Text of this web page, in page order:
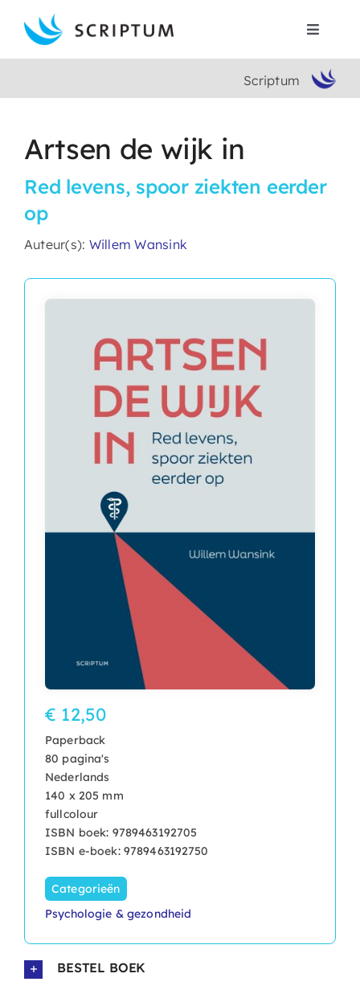
content
Toggle
Boeken
Auteurs
Contact
Search
Scriptum
Artsen de wijk in
Red levens, spoor ziekten eerder
op
Auteur(s): Willem Wansink
€ 12,50
Paperback
80 pagina's
Nederlands
140 x 205 mm
fullcolour
ISBN boek: 9789463192705
ISBN e-boek: 9789463192750
Categorieën
Psychologie & gezondheid
BESTEL BOEK